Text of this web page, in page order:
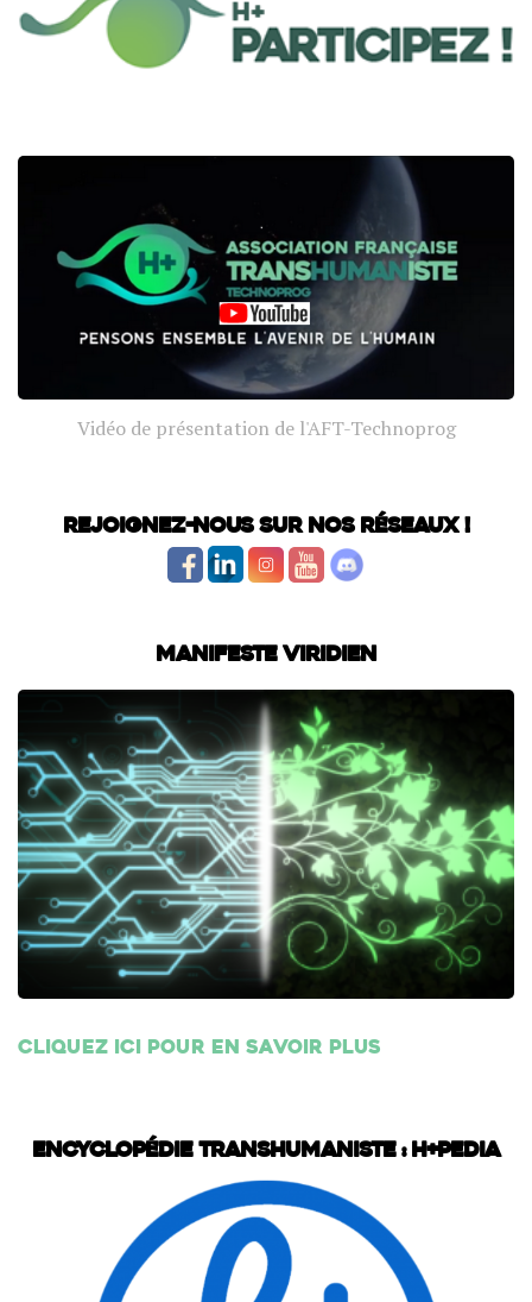
Vidéo de présentation de l'AFT-Technoprog
Rejoignez-nous sur nos réseaux !
Manifeste Viridien
Cliquez ici pour en savoir plus
Encyclopédie transhumaniste : H+Pedia